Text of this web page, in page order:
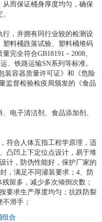
而保证桶身厚度均匀，确保
，并拥有同行业较的检测设
料桶跌落试验、塑料桶堆码
完全符合GB18191－2008、
、铁路运输SN系列等标准。
装容器质量许可证》和《危险
监督检验检疫局颁发的《食品
电子清洁剂、食品添加剂、
符合人体五指工程学原理，适
凸凹上下定位点设计，易于堆
计，防伪性能好，保护厂家的
，满足不同灌装要求；4、防
留多，减少多次倾倒次数；
要求生产厚度均匀；抗跌防裂
滑手；
组合